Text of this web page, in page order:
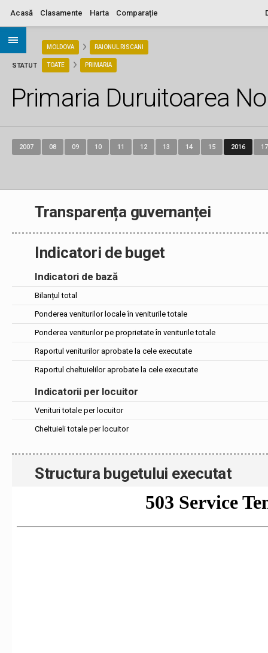
Acasă Clasamente Harta Comparație
STATUT
MOLDOVA RAIONUL RISCANI
TOATE PRIMARIA
Primaria Duruitoarea
2007 08 09 10 11 12 13 14 15 2016 17
Transparența guvernanței
Indicatori de buget
Indicatori de bază
Bilanțul total
Ponderea veniturilor locale în veniturile totale
Ponderea veniturilor pe proprietate în veniturile totale
Raportul veniturilor aprobate la cele executate
Raportul cheltuielilor aprobate la cele executate
Indicatorii per locuitor
Venituri totale per locuitor
Cheltuieli totale per locuitor
Structura bugetului executat